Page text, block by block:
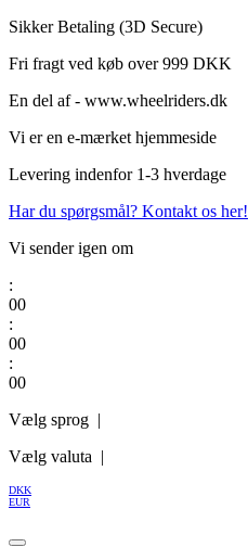
Videre
indhold
Sikker Betaling (3D Secure)
Fri fragt ved køb over 999 DKK
En del af - www.wheelriders.dk
Vi er en e-mærket hjemmeside
Levering indenfor 1-3 hverdage
Har du spørgsmål? Kontakt os her!
Vi sender igen om
:
00
:
00
:
00
Vælg sprog |
Vælg valuta |
DKK
EUR